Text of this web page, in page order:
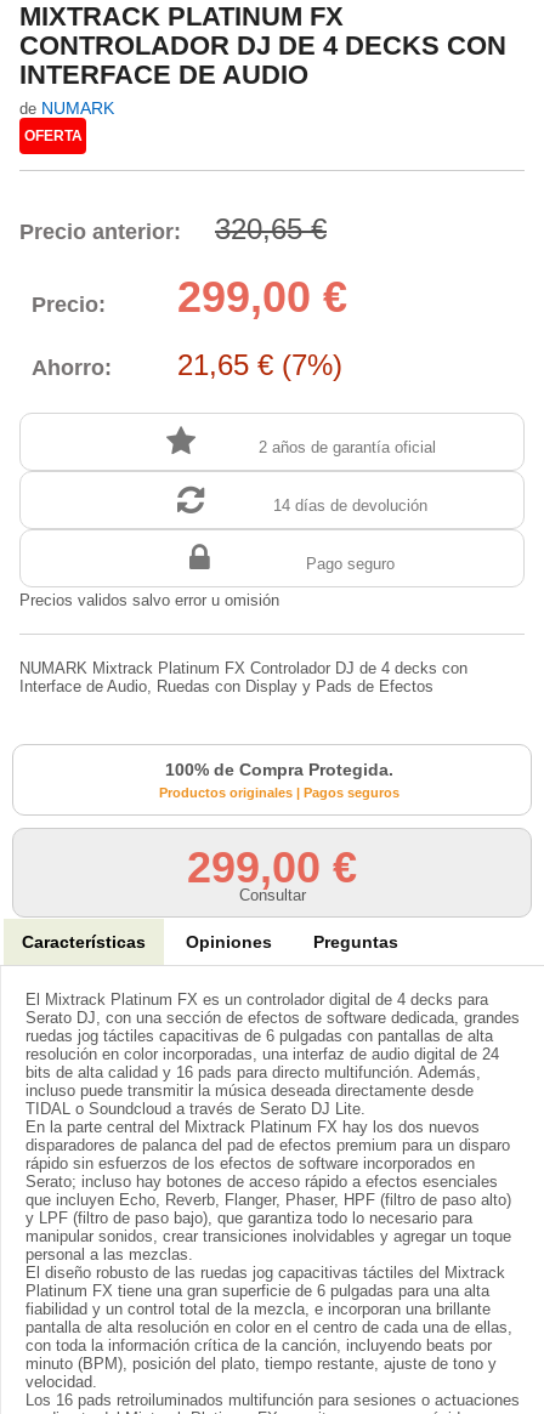
MIXTRACK PLATINUM FX
CONTROLADOR DJ DE 4 DECKS CON
INTERFACE DE AUDIO
de NUMARK
OFERTA
Precio anterior: 320,65 €
Precio: 299,00 €
Ahorro: 21,65 € (7%)
2 años de garantía oficial
14 días de devolución
Pago seguro
Precios validos salvo error u omisión
NUMARK Mixtrack Platinum FX Controlador DJ de 4 decks con
Interface de Audio, Ruedas con Display y Pads de Efectos
100% de Compra Protegida.
Productos originales | Pagos seguros
299,00 €
Consultar
Características Opiniones Preguntas
El Mixtrack Platinum FX es un controlador digital de 4 decks para
Serato DJ, con una sección de efectos de software dedicada, grandes
ruedas jog táctiles capacitivas de 6 pulgadas con pantallas de alta
resolución en color incorporadas, una interfaz de audio digital de 24
bits de alta calidad y 16 pads para directo multifunción. Además,
incluso puede transmitir la música deseada directamente desde
TIDAL o Soundcloud a través de Serato DJ Lite.
En la parte central del Mixtrack Platinum FX hay los dos nuevos
disparadores de palanca del pad de efectos premium para un disparo
rápido sin esfuerzos de los efectos de software incorporados en
Serato; incluso hay botones de acceso rápido a efectos esenciales
que incluyen Echo, Reverb, Flanger, Phaser, HPF (filtro de paso alto)
y LPF (filtro de paso bajo), que garantiza todo lo necesario para
manipular sonidos, crear transiciones inolvidables y agregar un toque
personal a las mezclas.
El diseño robusto de las ruedas jog capacitivas táctiles del Mixtrack
Platinum FX tiene una gran superficie de 6 pulgadas para una alta
fiabilidad y un control total de la mezcla, e incorporan una brillante
pantalla de alta resolución en color en el centro de cada una de ellas,
con toda la información crítica de la canción, incluyendo beats por
minuto (BPM), posición del plato, tiempo restante, ajuste de tono y
velocidad.
Los 16 pads retroiluminados multifunción para sesiones o actuaciones